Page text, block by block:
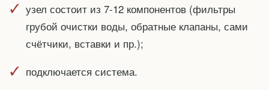
узел состоит из 7-12 компонентов (фильтры
грубой очистки воды, обратные клапаны, сами
счётчики, вставки и пр.);
подключается система.